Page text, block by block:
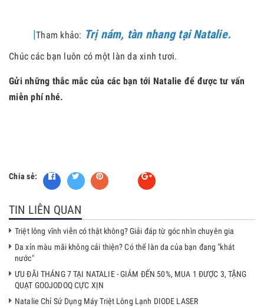
|Tham khảo: Trị nám, tàn nhang tại Natalie.
Chúc các bạn luôn có một làn da xinh tươi.
Gửi những thắc mắc của các bạn tới Natalie để được tư vấn
miễn phí nhé.
Chia sẻ:
TIN LIÊN QUAN
Triệt lông vĩnh viễn có thật không? Giải đáp từ góc nhìn chuyên gia
Da xỉn màu mãi không cải thiện? Có thể làn da của bạn đang "khát
nước"
ƯU ĐÃI THÁNG 7 TẠI NATALIE - GIẢM ĐẾN 50%, MUA 1 ĐƯỢC 3, TẶNG
QUẠT GOOJODOQ CỰC XỊN
Natalie Chỉ Sử Dụng Máy Triệt Lông Lạnh DIODE LASER